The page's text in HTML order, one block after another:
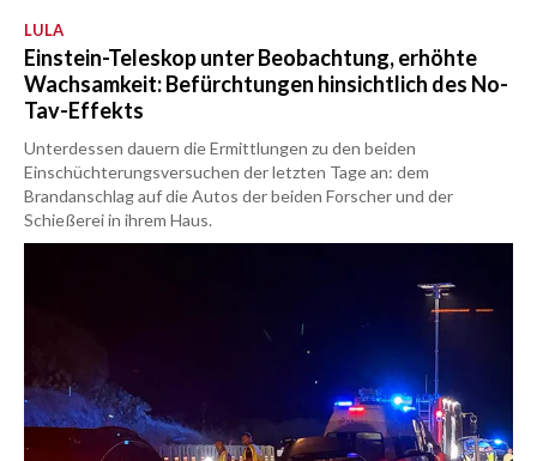
LULA
Einstein-Teleskop unter Beobachtung, erhöhte
Wachsamkeit: Befürchtungen hinsichtlich des No-
Tav-Effekts
Unterdessen dauern die Ermittlungen zu den beiden
Einschüchterungsversuchen der letzten Tage an: dem
Brandanschlag auf die Autos der beiden Forscher und der
Schießerei in ihrem Haus.